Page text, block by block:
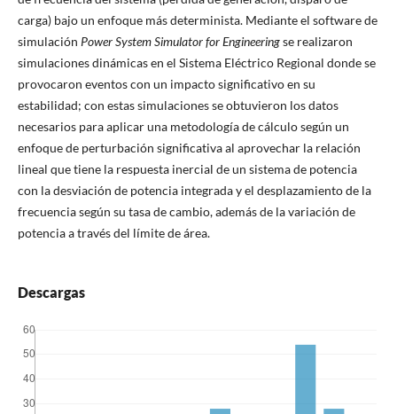
carga) bajo un enfoque más determinista. Mediante el software de
simulación Power System Simulator for Engineeringse realizaron
simulaciones dinámicas en el Sistema Eléctrico Regional donde se
provocaron eventos con un impacto significativo en su
estabilidad; con estas simulaciones se obtuvieron los datos
necesarios para aplicar una metodología de cálculo según un
enfoque de perturbación significativa al aprovechar la relación
lineal que tiene la respuesta inercial de un sistema de potencia
con la desviación de potencia integrada y el desplazamiento de la
frecuencia según su tasa de cambio, además de la variación de
potencia a través del límite de área.
Descargas